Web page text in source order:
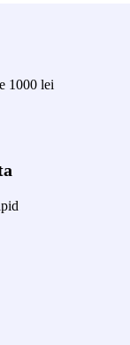
1000 lei